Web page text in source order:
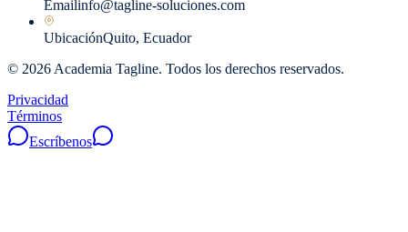
Emailinfo@tagline-soluciones.com
UbicaciónQuito, Ecuador
© 2026 Academia Tagline. Todos los derechos reservados.
Privacidad
Términos
Escríbenos